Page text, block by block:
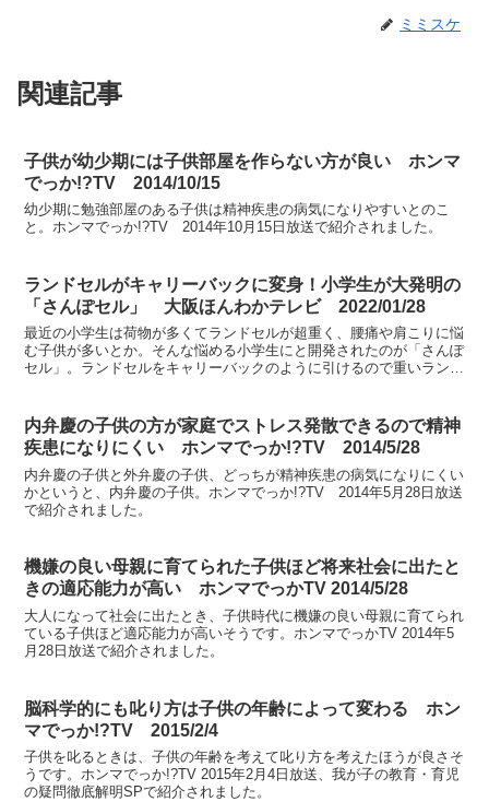
ミミスケ
関連記事
子供が幼少期には子供部屋を作らない方が良い ホンマ
でっか!?TV 2014/10/15
幼少期に勉強部屋のある子供は精神疾患の病気になりやすいとのこ
と。ホンマでっか!?TV 2014年10月15日放送で紹介されました。
ランドセルがキャリーバックに変身！小学生が大発明の
「さんぽセル」 大阪ほんわかテレビ 2022/01/28
最近の小学生は荷物が多くてランドセルが超重く、腰痛や肩こりに悩
む子供が多いとか。そんな悩める小学生にと開発されたのが「さんぽ
セル」。ランドセルをキャリーバックのように引けるので重いランド
内弁慶の子供の方が家庭でストレス発散できるので精神
疾患になりにくい ホンマでっか!?TV 2014/5/28
内弁慶の子供と外弁慶の子供、どっちが精神疾患の病気になりにくい
かというと、内弁慶の子供。ホンマでっか!?TV 2014年5月28日放送
で紹介されました。
機嫌の良い母親に育てられた子供ほど将来社会に出たと
きの適応能力が高い ホンマでっかTV 2014/5/28
大人になって社会に出たとき、子供時代に機嫌の良い母親に育てられ
ている子供ほど適応能力が高いそうです。ホンマでっかTV 2014年5
月28日放送で紹介されました。
脳科学的にも叱り方は子供の年齢によって変わる ホン
マでっか!?TV 2015/2/4
子供を叱るときは、子供の年齢を考えて叱り方を考えたほうが良さそ
うです。ホンマでっか!?TV 2015年2月4日放送、我が子の教育・育児
の疑問徹底解明SPで紹介されました。